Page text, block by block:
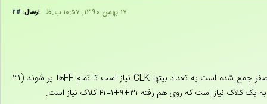
ارسال: #۲ ۱۷ بهمن ۱۳۹۰, ۱۰:۵۷ ب.ظ
از آنجایی که تمام فلیپ فلاپها صفر هستند برای ورود اولین عدد که با صفر جمع شده است به تعداد بیتها CLK نیاز است تا تمام FF‌ها پر شوند (۳۱